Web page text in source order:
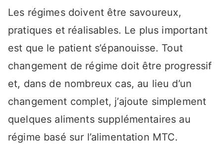
Les régimes doivent être savoureux,
pratiques et réalisables. Le plus important
est que le patient s’épanouisse. Tout
changement de régime doit être progressif
et, dans de nombreux cas, au lieu d’un
changement complet, j’ajoute simplement
quelques aliments supplémentaires au
régime basé sur l’alimentation MTC.